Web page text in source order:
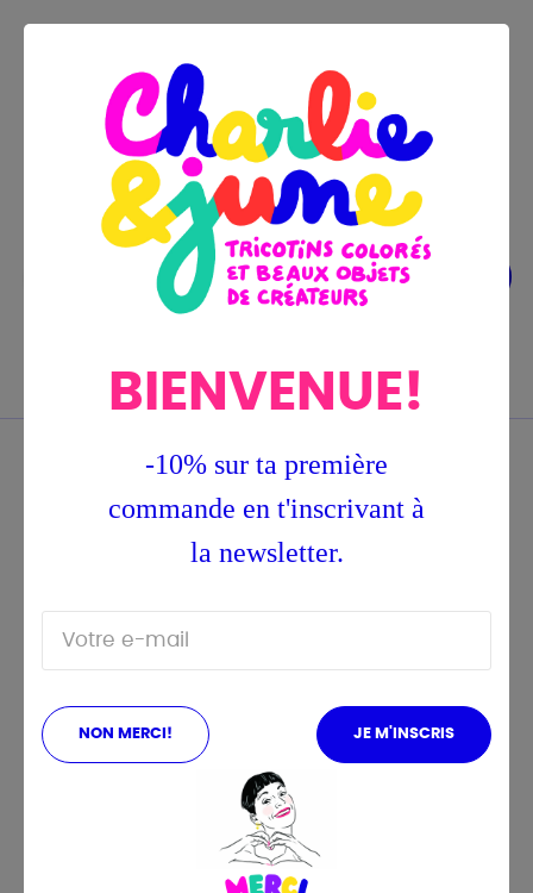
Tricotins Kit DIY
Kit DIY - L'Arc
BIENVENUE!
-10% sur ta première
commande en t'inscrivant à
la newsletter.
NON MERCI!